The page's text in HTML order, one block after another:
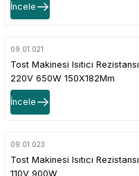
İncele
09.01.021
Tost Makinesi Isıtıcı Rezistansı
220V 650W 150X182Mm
İncele
09.01.023
Tost Makinesi Isıtıcı Rezistansı
110V 900W